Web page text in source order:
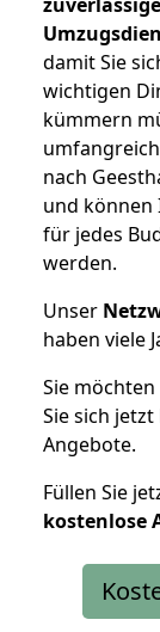
damit Sie
wichtigen
kümmern
nach
und können
für jedes
werden.
Unser
haben viele
Sie möchten
Sie sich
Angebote.
Füllen Sie
kostenlose